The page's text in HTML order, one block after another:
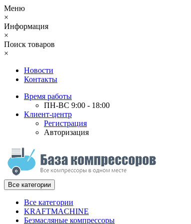
Меню
×
Информация
×
Поиск товаров
×
Новости
Контакты
Время работы
ПН-ВС 9:00 - 18:00
Клиент-центр
Регистрация
Авторизация
Все категории
Все категории
KRAFTMACHINE
Безмасляные компрессоры